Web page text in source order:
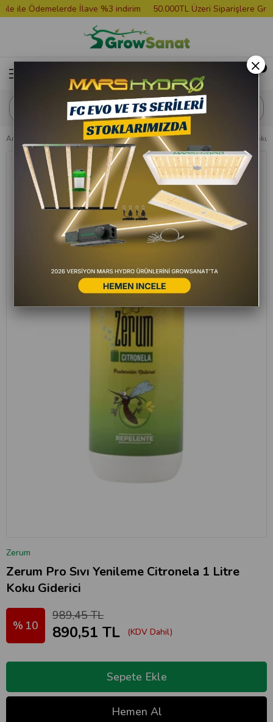
Ödemelerde İlave %3 indirim 50.000TL Üzeri Siparişlere
Anasayfa Koku Gidericiler Zerum Pro Sıvı Yenileme Citronela 1 Litre Koku
Zerum
Zerum Pro Sıvı Yenileme Citronela 1 Litre
Koku Giderici
10
989,45 TL
890,51 TL (KDV Dahil)
×